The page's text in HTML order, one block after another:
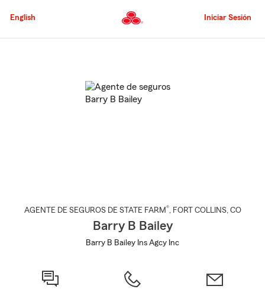
al
principal
English Iniciar Sesión
AGENTE DE SEGUROS DE STATE FARM®, FORT COLLINS, CO
Barry B Bailey
Barry B Bailey Ins Agcy Inc